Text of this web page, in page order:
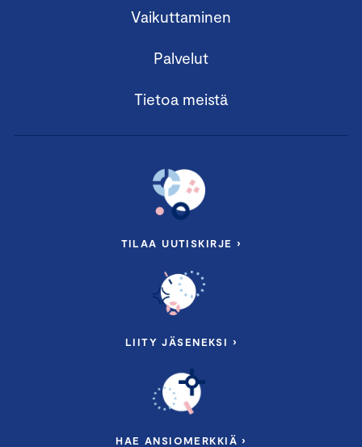
Vaikuttaminen
Palvelut
Tietoa meistä
TILAA UUTISKIRJE ›
LIITY JÄSENEKSI ›
HAE ANSIOMERKKIÄ ›